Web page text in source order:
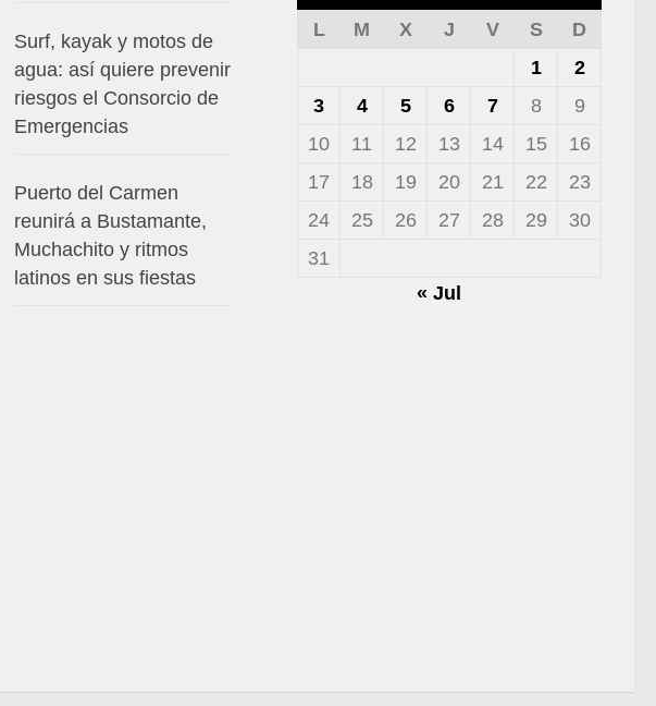
L
M X J V S
D
1
2
3
4 5 6 7 8
9
10
11 12 13 14 15
16
17
18 19 20 21 22
23
24
25 26 27 28 29
30
31
« Jul
Surf, kayak y motos de
agua: así quiere prevenir
riesgos el Consorcio de
Emergencias
Puerto del Carmen
reunirá a Bustamante,
Muchachito y ritmos
latinos en sus fiestas